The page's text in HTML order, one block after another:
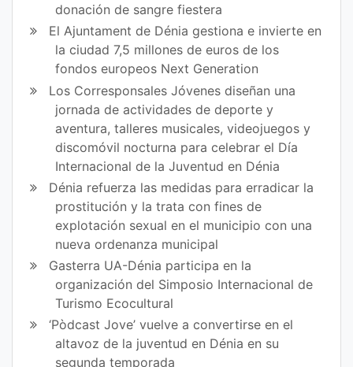
donación de sangre fiestera
El Ajuntament de Dénia gestiona e invierte en
la ciudad 7,5 millones de euros de los
fondos europeos Next Generation
Los Corresponsales Jóvenes diseñan una
jornada de actividades de deporte y
aventura, talleres musicales, videojuegos y
discomóvil nocturna para celebrar el Día
Internacional de la Juventud en Dénia
Dénia refuerza las medidas para erradicar la
prostitución y la trata con fines de
explotación sexual en el municipio con una
nueva ordenanza municipal
Gasterra UA-Dénia participa en la
organización del Simposio Internacional de
Turismo Ecocultural
‘Pòdcast Jove’ vuelve a convertirse en el
altavoz de la juventud en Dénia en su
segunda temporada